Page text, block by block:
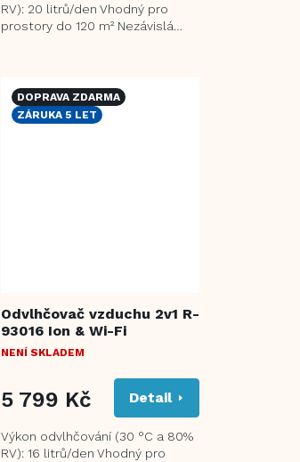
RV): 20 litrů/den Vhodný pro
prostory do 120 m² Nezávislá
DOPRAVA ZDARMA
ZÁRUKA 5 LET
Odvlhčovač vzduchu 2v1 R-
93016 Ion & Wi-Fi
NENÍ SKLADEM
5 799 Kč Detail
Výkon odvlhčování (30 °C a 80%
RV): 16 litrů/den Vhodný pro